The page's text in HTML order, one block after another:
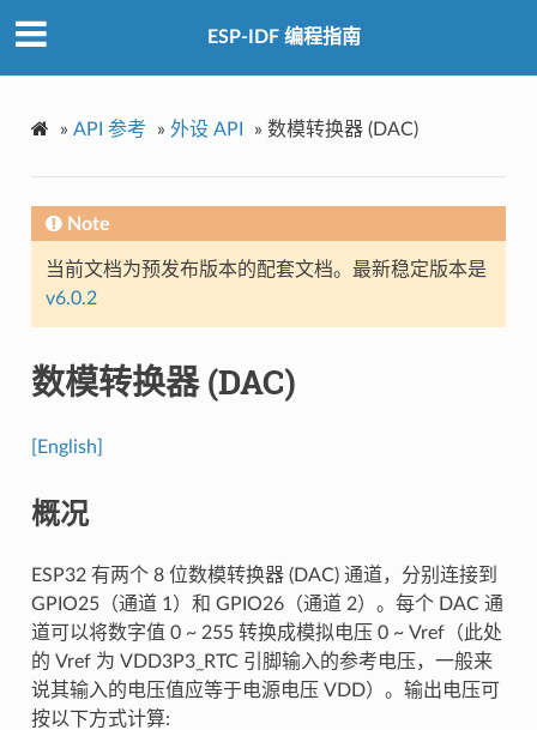
ESP-IDF 编程指南
» API 参考 » 外设 API » 数模转换器 (DAC)
Note
当前文档为预发布版本的配套文档。最新稳定版本是
v6.0.2
数模转换器 (DAC)
[English]
概况
ESP32 有两个 8 位数模转换器 (DAC) 通道，分别连接到
GPIO25（通道 1）和 GPIO26（通道 2）。每个 DAC 通
道可以将数字值 0 ~ 255 转换成模拟电压 0 ~ Vref（此处
的 Vref 为 VDD3P3_RTC 引脚输入的参考电压，一般来
说其输入的电压值应等于电源电压 VDD）。输出电压可
按以下方式计算: